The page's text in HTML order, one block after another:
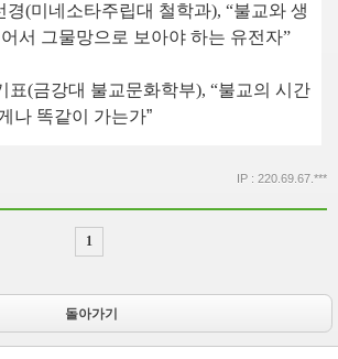
경(미네소타주립대 철학과), “불교와 생
서 그물망으로 보아야 하는 유전자”
표(금강대 불교문화학부), “불교의 시간
나 똑같이 가는가”
IP : 220.69.67.***
1
돌아가기